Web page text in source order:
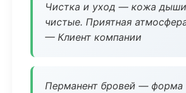
Чистка и уход — кожа
чистые. Приятная
— Клиент компании
Перманент бровей — форма